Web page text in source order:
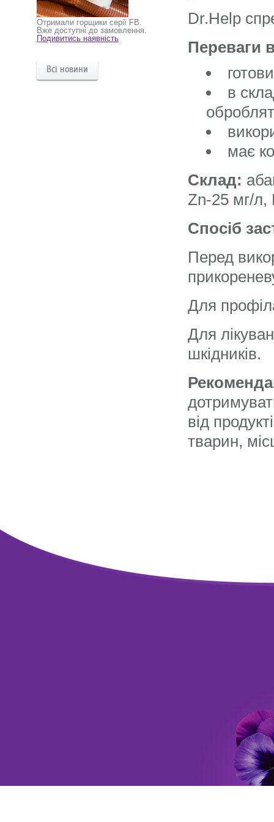
Отримали горщики серії FB.
Вже доступні до замовлення.
Подивитись наявність
Всі новини
Dr.Help
Переваги
в
має
Склад:
Zn-25 мг/л,
Спосіб
Перед
Для
Для
шкідників.
від
тварин,